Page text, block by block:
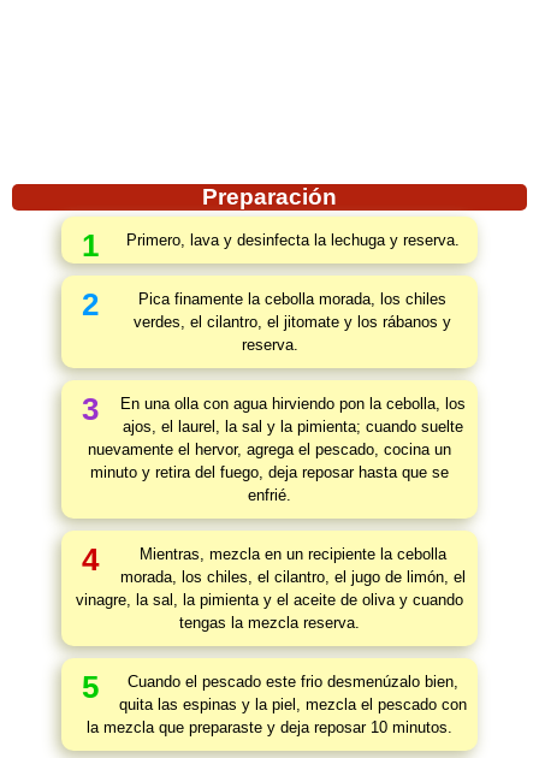
Preparación
1 Primero, lava y desinfecta la lechuga y reserva.
2
Pica finamente la cebolla morada, los chiles
verdes, el cilantro, el jitomate y los rábanos y
reserva.
3
En una olla con agua hirviendo pon la cebolla, los
ajos, el laurel, la sal y la pimienta; cuando suelte
nuevamente el hervor, agrega el pescado, cocina un
minuto y retira del fuego, deja reposar hasta que se
enfrié.
4
Mientras, mezcla en un recipiente la cebolla
morada, los chiles, el cilantro, el jugo de limón, el
vinagre, la sal, la pimienta y el aceite de oliva y cuando
tengas la mezcla reserva.
5
Cuando el pescado este frio desmenúzalo bien,
quita las espinas y la piel, mezcla el pescado con
la mezcla que preparaste y deja reposar 10 minutos.